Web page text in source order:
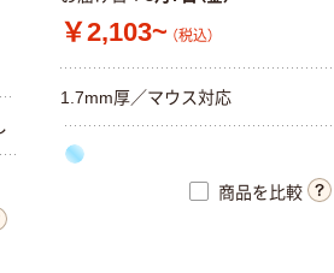
￥2,103~ （税込）
1.7mm厚／マウス対応
商品を比較